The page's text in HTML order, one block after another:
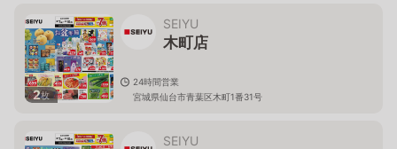
2枚
SEIYU
木町店
24時間営業
宮城県仙台市青葉区木町1番31号
SEIYU